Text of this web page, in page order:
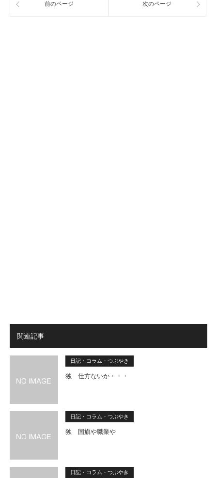
前のページ 次のページ
関連記事
日記・コラム・つぶやき
独 仕方ないか・・・
日記・コラム・つぶやき
独 国旗や職業や
日記・コラム・つぶやき